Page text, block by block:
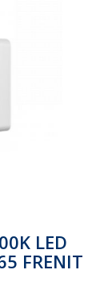
LED
FRENIT